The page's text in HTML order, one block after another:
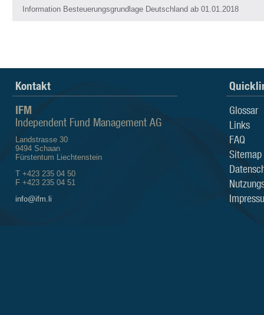
Information Besteuerungsgrundlage Deutschland ab 01.01.2018
Kontakt
IFM
Independent Fund Management AG
Landstrasse 30
9494 Schaan
Fürstentum Liechtenstein
T +423 235 04 50
F +423 235 04 51
info@ifm.li
Glossar
Links
FAQ
Sitemap